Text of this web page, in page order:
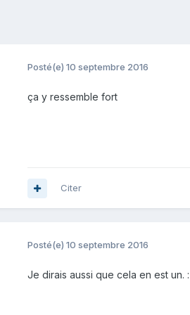
Posté(e) 10 septembre 2016
ça y ressemble fort
Citer
Posté(e) 10 septembre 2016
Je dirais aussi que cela en est un.